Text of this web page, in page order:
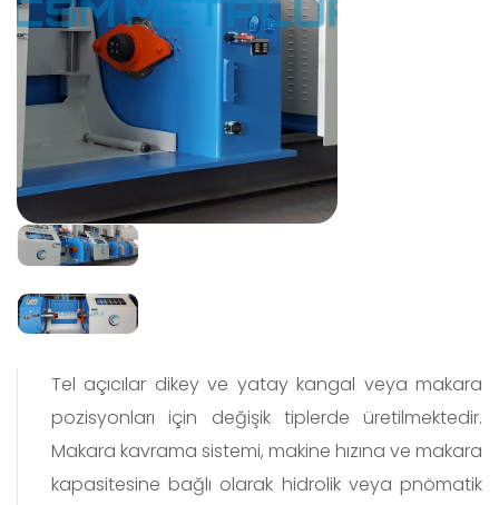
Tel açıcılar dikey ve yatay kangal veya makara
pozisyonları için değişik tiplerde üretilmektedir.
Makara kavrama sistemi, makine hızına ve makara
kapasitesine bağlı olarak hidrolik veya pnömatik